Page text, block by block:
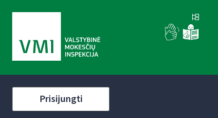
Prisijungti